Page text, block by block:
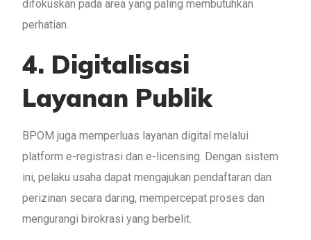
difokuskan pada area yang paling membutuhkan
perhatian.
4. Digitalisasi
Layanan Publik
BPOM juga memperluas layanan digital melalui
platform e-registrasi dan e-licensing. Dengan sistem
ini, pelaku usaha dapat mengajukan pendaftaran dan
perizinan secara daring, mempercepat proses dan
mengurangi birokrasi yang berbelit.